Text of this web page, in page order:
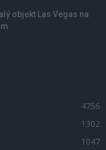
objekt Las Vegas na
4756
1302
1047